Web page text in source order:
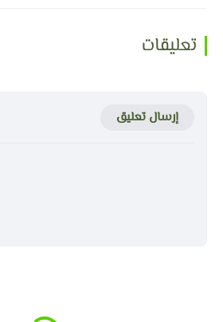
تعليقات
إرسال تعليق